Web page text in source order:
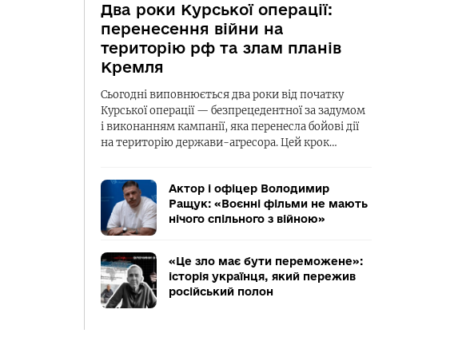
Два роки Курської операції:
перенесення війни на
територію рф та злам планів
Кремля
Сьогодні виповнюється два роки від початку
Курської операції — безпрецедентної за задумом
і виконанням кампанії, яка перенесла бойові дії
на територію держави-агресора. Цей крок…
Актор і офіцер Володимир
Ращук: «Воєнні фільми не мають
нічого спільного з війною»
«Це зло має бути переможене»:
історія українця, який пережив
російський полон